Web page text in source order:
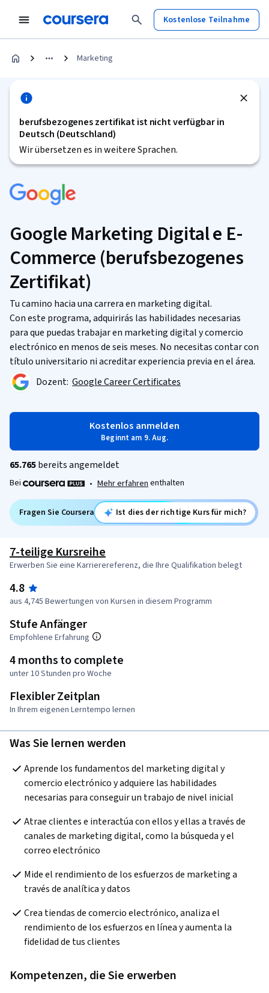
Kostenlose Teilnahme
Marketing
berufsbezogenes zertifikat ist nicht verfügbar in
Deutsch (Deutschland)
Wir übersetzen es in weitere Sprachen.
Google Marketing Digital e E-
Commerce (berufsbezogenes
Zertifikat)
Tu camino hacia una carrera en marketing digital.
Con este programa, adquirirás las habilidades necesarias
para que puedas trabajar en marketing digital y comercio
electrónico en menos de seis meses. No necesitas contar con
título universitario ni acreditar experiencia previa en el área.
Dozent: Google Career Certificates
Kostenlos anmelden
Beginnt am 9. Aug.
65.765bereits angemeldet
Bei • Mehr erfahren enthalten
Fragen Sie Coursera Ist dies der richtige Kurs für mich?
7-teilige Kursreihe
Erwerben Sie eine Karrierereferenz, die Ihre Qualifikation belegt
4.8
aus 4,745 Bewertungen von Kursen in diesem Programm
Stufe Anfänger
Empfohlene Erfahrung
4 months to complete
unter 10 Stunden pro Woche
Flexibler Zeitplan
In Ihrem eigenen Lerntempo lernen
Was Sie lernen werden
Aprende los fundamentos del marketing digital y
comercio electrónico y adquiere las habilidades
necesarias para conseguir un trabajo de nivel inicial
Atrae clientes e interactúa con ellos y ellas a través de
canales de marketing digital, como la búsqueda y el
correo electrónico
Mide el rendimiento de los esfuerzos de marketing a
través de analítica y datos
Crea tiendas de comercio electrónico, analiza el
rendimiento de los esfuerzos en línea y aumenta la
fidelidad de tus clientes
Kompetenzen, die Sie erwerben